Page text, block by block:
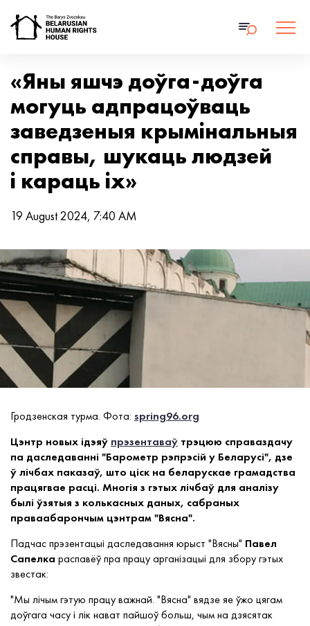
«Яны яшчэ доўга-доўга
могуць адпрацоўваць
заведзеныя крымінальныя
справы, шукаць людзей
і караць іх»
19 August 2024, 7:40 AM
Гродзенская турма. Фота: spring96.org
Цэнтр новых ідэяў прэзентаваў трэцюю справаздачу
па даследаванні "Барометр рэпрэсій у Беларусі", дзе
ў лічбах паказаў, што ціск на беларускае грамадства
працягвае расці. Многія з гэтых лічбаў для аналізу
былі ўзятыя з колькасных даных, сабраных
праваабарончым цэнтрам "Вясна".
Падчас прэзентацыі даследавання юрыст "Вясны" Павел
Сапелка распавёў пра працу арганізацыі для збору гэтых
звестак:
"Мы лічым гэтую працу важнай. "Вясна" вядзе яе ўжо цягам
доўгага часу і лік нават пайшоў больш, чым на дзясятак